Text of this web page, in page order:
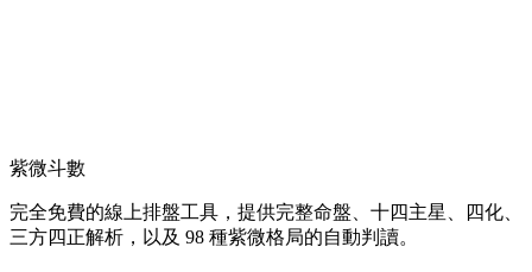
紫微斗數
完全免費的線上排盤工具，提供完整命盤、十四主星、四化、
三方四正解析，以及 98 種紫微格局的自動判讀。